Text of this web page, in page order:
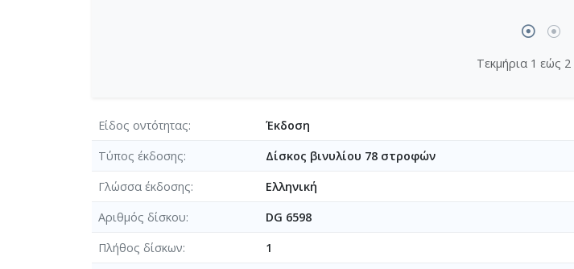
Τεκμήρια 1 εώς
Είδος οντότητας
Έκδοση
Τύπος έκδοσης
Δίσκος βινυλίου 78 στροφών
Γλώσσα έκδοσης
Ελληνική
Αριθμός δίσκου
DG 6598
Πλήθος δίσκων
1